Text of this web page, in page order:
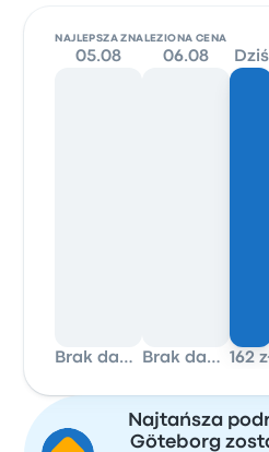
NAJLEPSZA ZNALEZIONA CENA
05.08
Brak danych
06.08
Brak danych
Dziś
162
Najtańsza
Göteborg